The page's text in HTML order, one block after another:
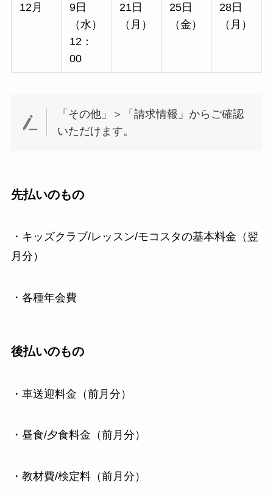
12月
9日
（水）
12：
00
21日
（月）
25日
（金）
28日
（月）
「その他」＞「請求情報」からご確認
いただけます。
先払いのもの
・キッズクラブ/レッスン/モコスタの基本料金（翌
月分）
・各種年会費
後払いのもの
・車送迎料金（前月分）
・昼食/夕食料金（前月分）
・教材費/検定料（前月分）